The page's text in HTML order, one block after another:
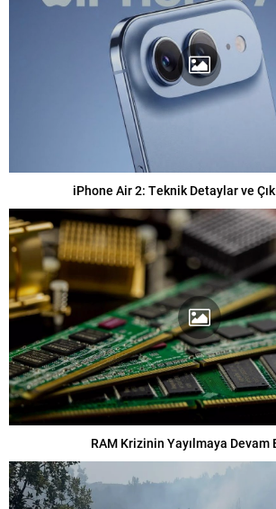
iPhone Air 2: Teknik Detaylar ve
RAM Krizinin Yayılmaya Devam